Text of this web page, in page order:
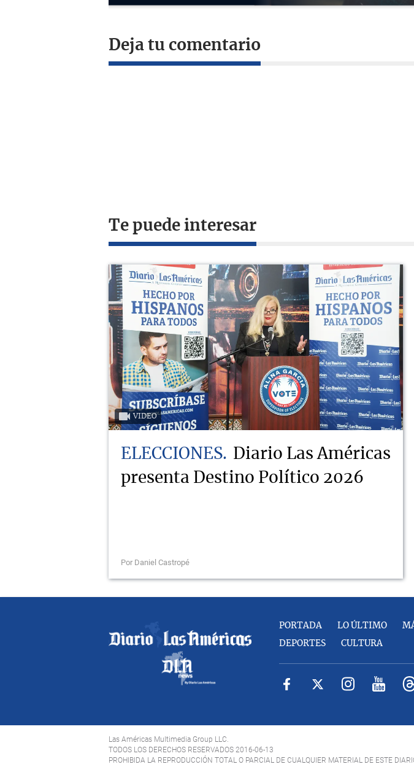
Deja tu comentario
Te puede interesar
VIDEO
ELECCIONES
Diario Las Américas
presenta Destino Político 2026
Por Daniel Castropé
PORTADA LO ÚLTIMO
DEPORTES CULTURA
Las Américas Multimedia Group LLC.
TODOS LOS DERECHOS RESERVADOS 2016-06-13
PROHIBIDA LA REPRODUCCIÓN TOTAL O PARCIAL DE CUALQUIER MATERIAL DE ESTE